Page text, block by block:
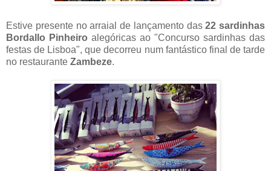
Estive presente no arraial de lançamento das22 sardinhas
Bordallo Pinheiro alegóricas ao "Concurso sardinhas das
festas de Lisboa", que decorreu num fantástico final de tarde
no restaurante Zambeze.